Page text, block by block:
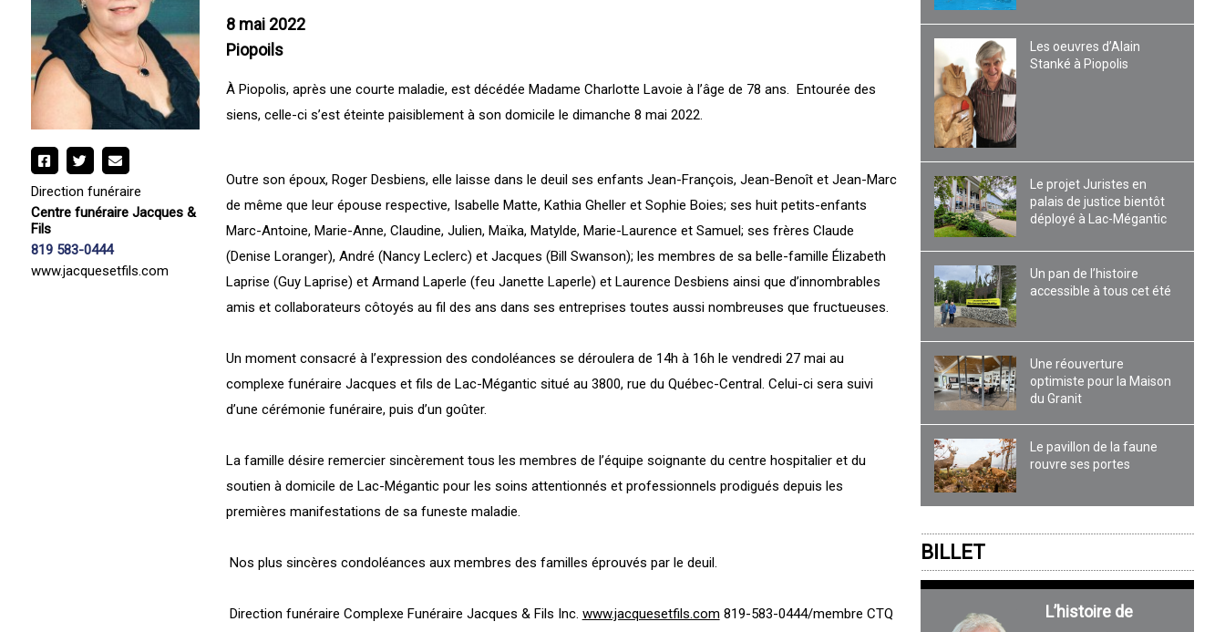
Direction funéraire
Centre funéraire Jacques &
Fils
819 583-0444
www.jacquesetfils.com
8 mai 2022
Piopoils
À Piopolis, après une courte maladie, est décédée Madame Charlotte Lavoie à l’âge de 78 ans. Entourée des
siens, celle-ci s’est éteinte paisiblement à son domicile le dimanche 8 mai 2022.
Outre son époux, Roger Desbiens, elle laisse dans le deuil ses enfants Jean-François, Jean-Benoît et Jean-Marc
de même que leur épouse respective, Isabelle Matte, Kathia Gheller et Sophie Boies; ses huit petits-enfants
Marc-Antoine, Marie-Anne, Claudine, Julien, Maïka, Matylde, Marie-Laurence et Samuel; ses frères Claude
(Denise Loranger), André (Nancy Leclerc) et Jacques (Bill Swanson); les membres de sa belle-famille Élizabeth
Laprise (Guy Laprise) et Armand Laperle (feu Janette Laperle) et Laurence Desbiens ainsi que d’innombrables
amis et collaborateurs côtoyés au fil des ans dans ses entreprises toutes aussi nombreuses que fructueuses.
Un moment consacré à l’expression des condoléances se déroulera de 14h à 16h le vendredi 27 mai au
complexe funéraire Jacques et fils de Lac-Mégantic situé au 3800, rue du Québec-Central. Celui-ci sera suivi
d’une cérémonie funéraire, puis d’un goûter.
La famille désire remercier sincèrement tous les membres de l’équipe soignante du centre hospitalier et du
soutien à domicile de Lac-Mégantic pour les soins attentionnés et professionnels prodigués depuis les
premières manifestations de sa funeste maladie.
Nos plus sincères condoléances aux membres des familles éprouvés par le deuil.
Direction funéraire Complexe Funéraire Jacques & Fils Inc. www.jacquesetfils.com 819-583-0444/membre CTQ
Les oeuvres d’Alain
Stanké à Piopolis
Le projet Juristes en
palais de justice bientôt
déployé à Lac-Mégantic
Un pan de l’histoire
accessible à tous cet été
Une réouverture
optimiste pour la Maison
du Granit
Le pavillon de la faune
rouvre ses portes
BILLET
L’histoire de